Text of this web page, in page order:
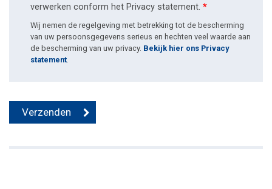
verwerken conform het Privacy statement. *
Wij nemen de regelgeving met betrekking tot de bescherming
van uw persoonsgegevens serieus en hechten veel waarde aan
de bescherming van uw privacy. Bekijk hier ons Privacy
statement